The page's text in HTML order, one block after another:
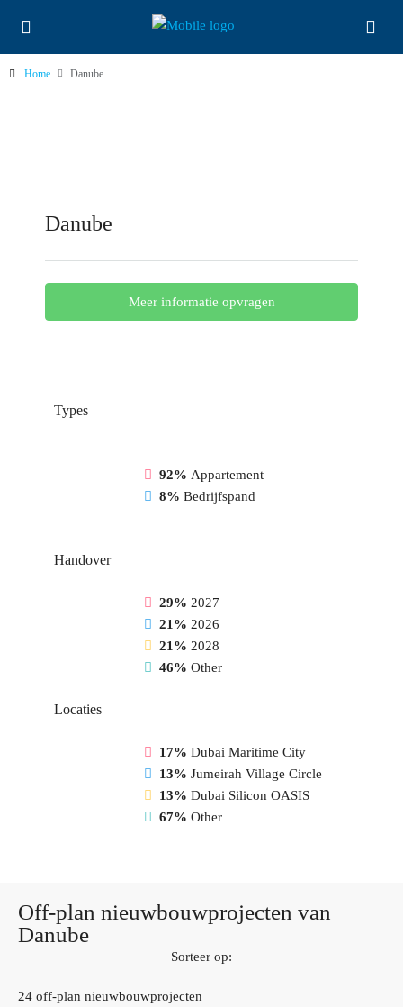
Home Danube
Danube
Meer informatie opvragen
Types
92% Appartement
8% Bedrijfspand
Handover
29% 2027
21% 2026
21% 2028
46% Other
Locaties
17% Dubai Maritime City
13% Jumeirah Village Circle
13% Dubai Silicon OASIS
67% Other
Off-plan nieuwbouwprojecten van
Danube
24 off-plan nieuwbouwprojecten
Sorteer op: